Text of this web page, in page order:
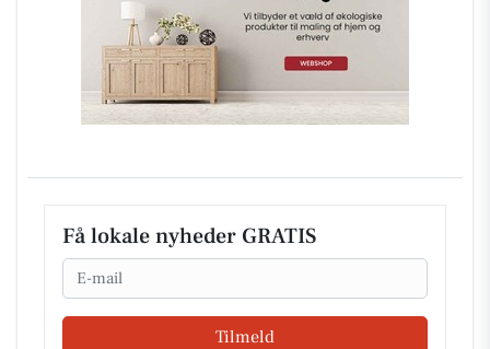
Få lokale nyheder GRATIS
Email
Tilmeld